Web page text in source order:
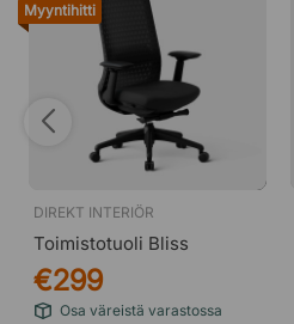
Myyntihitti
DIREKT INTERIÖR
Toimistotuoli Bliss
€299
Osa väreistä varastossa